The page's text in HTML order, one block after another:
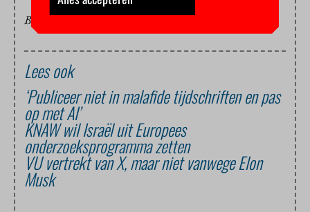
BEELD: JUSSI PUIKKONEN/KNAW
Lees ook
‘Publiceer niet in malafide tijdschriften en pas
op met AI’
KNAW wil Israël uit Europees
onderzoeksprogramma zetten
VU vertrekt van X, maar niet vanwege Elon
Musk